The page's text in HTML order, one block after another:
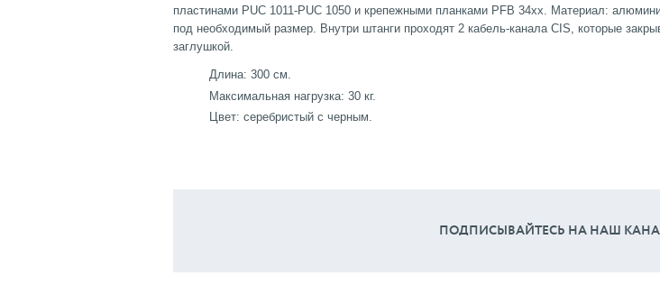
пластинами PUC 1011-PUC 1050 и крепежными планками PFB 34xx. Материал:
под необходимый размер. Внутри штанги проходят 2 кабель-канала CIS, которые
заглушкой.
Длина: 300 см.
Максимальная нагрузка: 30 кг.
Цвет: серебристый с черным.
ПОДПИСЫВАЙТЕСЬ НА НАШ